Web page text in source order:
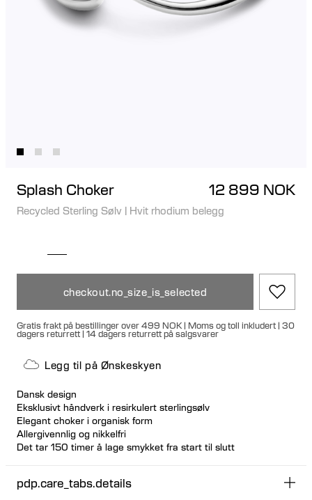
Splash Choker 12 899 NOK
Recycled Sterling Sølv | Hvit rhodium belegg
checkout.no_size_is_selected
Gratis frakt på bestillinger over 499 NOK | Moms og toll inkludert | 30
dagers returrett | 14 dagers returrett på salgsvarer
Legg til på Ønskeskyen
Dansk design
Eksklusivt håndverk i resirkulert sterlingsølv
Elegant choker i organisk form
Allergivennlig og nikkelfri
Det tar 150 timer å lage smykket fra start til slutt
Simpelt og hulformet design
pdp.care_tabs.details